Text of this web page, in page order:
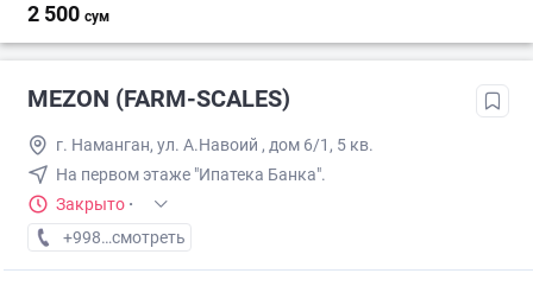
2 500 сум
MEZON (FARM-SCALES)
г. Наманган, ул. А.Навоий , дом 6/1, 5 кв.
На первом этаже "Ипатека Банка".
Закрыто ·
+998 (55) XXX-XX-XX
смотреть